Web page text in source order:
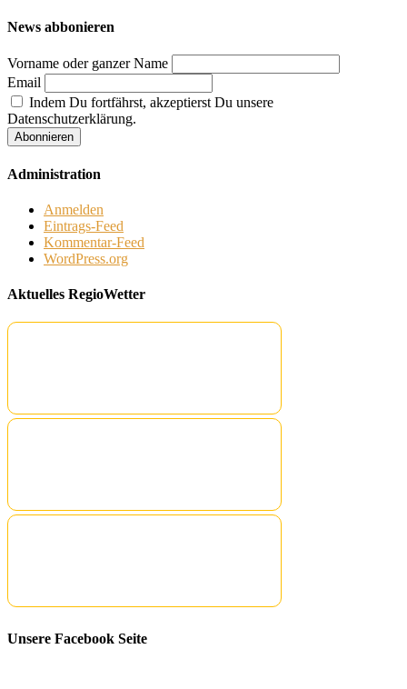
News abbonieren
Vorname oder ganzer Name
Email
Indem Du fortfährst, akzeptierst Du unsere
Datenschutzerklärung.
Administration
Anmelden
Eintrags-Feed
Kommentar-Feed
WordPress.org
Aktuelles RegioWetter
Unsere Facebook Seite